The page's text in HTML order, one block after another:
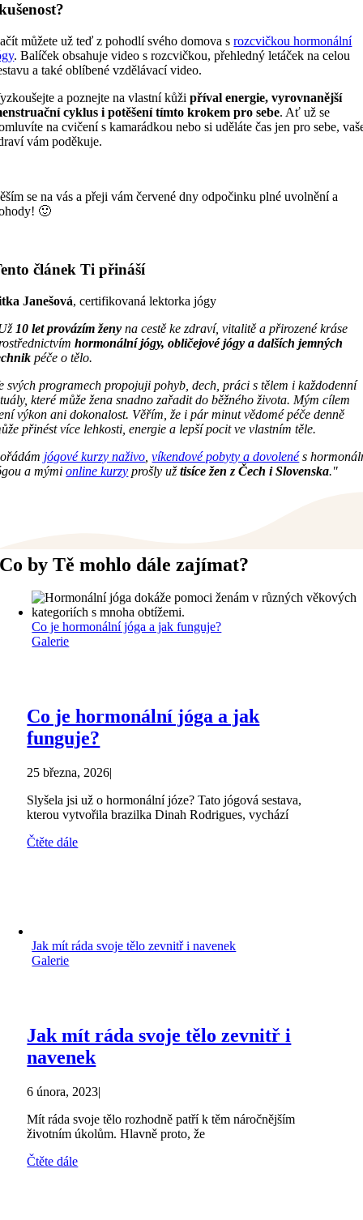
můžete už teď z pohodlí svého domova srozcvičkou hormonální
. Balíček obsahuje video s rozcvičkou, přehledný letáček na celou
a také oblíbené vzdělávací video.
a poznejte na vlastní kůžipříval energie, vyrovnanější
cyklus i potěšení tímto krokem pro sebe. Ať už se
na cvičení s kamarádkou nebo si uděláte čas jen pro sebe,
vám poděkuje.
se na vás a přeji vám červené dny odpočinku plné uvolnění a
🙂
článek Ti přináší
Janešová, certifikovaná lektorka jógy
10 let provázím ženy na cestě ke zdraví, vitalitě a přirozené kráse
hormonální jógy, obličejové jógy a dalších jemných
péče o tělo.
svých programech propojuji pohyb, dech, práci s tělem i každodenní
které může žena snadno zařadit do běžného života. Mým cílem
výkon ani dokonalost. Věřím, že i pár minut vědomé péče denně
přinést více lehkosti, energie a lepší pocit ve vlastním těle.
jógové kurzy naživo ,víkendové pobyty a dovolenés
a mýmionline kurzy prošly užtisíce žen z Čech i Slovenska."
Co by Tě mohlo dále zajímat?
Co je hormonální jóga a jak funguje?
Galerie
Co je hormonální jóga a jak
funguje?
25 března, 2026|
Slyšela jsi už o hormonální józe? Tato jógová sestava,
kterou vytvořila brazilka Dinah Rodrigues, vychází
Čtěte dále
Jak mít ráda svoje tělo zevnitř i navenek
Galerie
Jak mít ráda svoje tělo zevnitř i
navenek
6 února, 2023|
Mít ráda svoje tělo rozhodně patří k těm náročnějším
životním úkolům. Hlavně proto, že
Čtěte dále